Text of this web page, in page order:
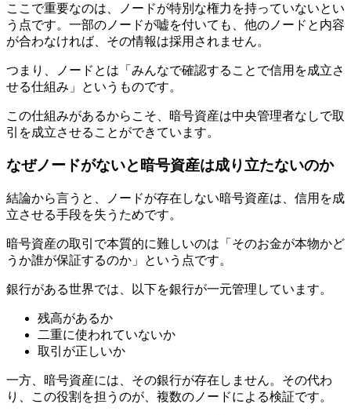
ここで重要なのは、ノードが特別な権力を持っていないとい
う点です。一部のノードが嘘を付いても、他のノードと内容
が合わなければ、その情報は採用されません。
つまり、ノードとは「みんなで確認することで信用を成立さ
せる仕組み」というものです。
この仕組みがあるからこそ、暗号資産は中央管理者なしで取
引を成立させることができています。
なぜノードがないと暗号資産は成り立たないのか
結論から言うと、ノードが存在しない暗号資産は、信用を成
立させる手段を失うためです。
暗号資産の取引で本質的に難しいのは「そのお金が本物かど
うか誰が保証するのか」という点です。
銀行がある世界では、以下を銀行が一元管理しています。
残高があるか
二重に使われていないか
取引が正しいか
一方、暗号資産には、その銀行が存在しません。その代わ
り、この役割を担うのが、複数のノードによる検証です。